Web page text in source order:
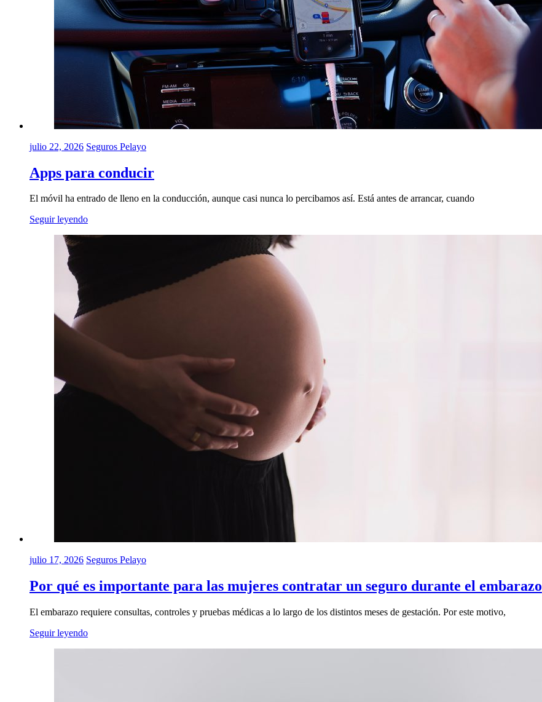
julio 22, 2026 Seguros Pelayo
Apps para conducir
El móvil ha entrado de lleno en la conducción, aunque casi nunca lo percibamos así. Está antes de arrancar, cuando
Seguir leyendo
julio 17, 2026 Seguros Pelayo
Por qué es importante para las mujeres contratar un seguro durante el embarazo
El embarazo requiere consultas, controles y pruebas médicas a lo largo de los distintos meses de gestación. Por este motivo,
Seguir leyendo